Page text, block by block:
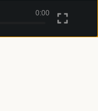
會員條款
0:00